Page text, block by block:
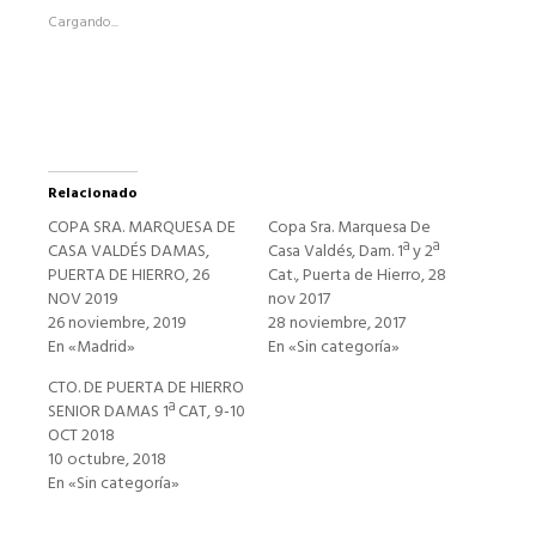
en
Cargando...
Relacionado
COPA SRA. MARQUESA DE
CASA VALDÉS DAMAS,
PUERTA DE HIERRO, 26
NOV 2019
26 noviembre, 2019
En «Madrid»
Copa Sra. Marquesa De
Casa Valdés, Dam. 1ª y 2ª
Cat., Puerta de Hierro, 28
nov 2017
28 noviembre, 2017
En «Sin categoría»
CTO. DE PUERTA DE HIERRO
SENIOR DAMAS 1ª CAT, 9-10
OCT 2018
10 octubre, 2018
En «Sin categoría»